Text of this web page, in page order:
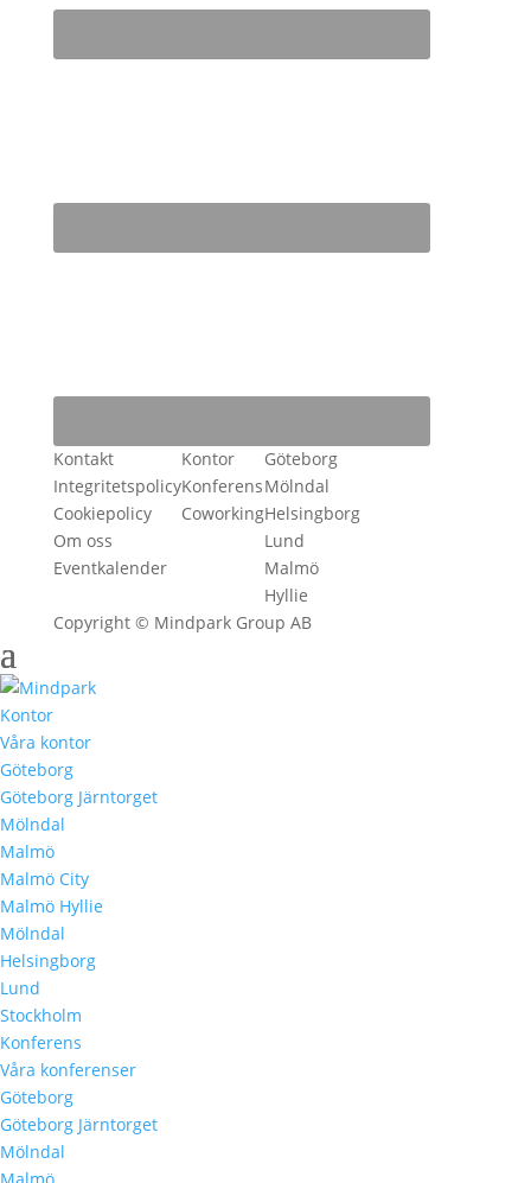
Kontakt
Integritetspolicy
Cookiepolicy
Om oss
Eventkalender
Kontor
Konferens
Coworking
Göteborg
Mölndal
Helsingborg
Lund
Malmö
Hyllie
Copyright © Mindpark Group AB
Kontor
Våra kontor
Göteborg
Göteborg Järntorget
Mölndal
Malmö
Malmö City
Malmö Hyllie
Mölndal
Helsingborg
Lund
Stockholm
Konferens
Våra konferenser
Göteborg
Göteborg Järntorget
Mölndal